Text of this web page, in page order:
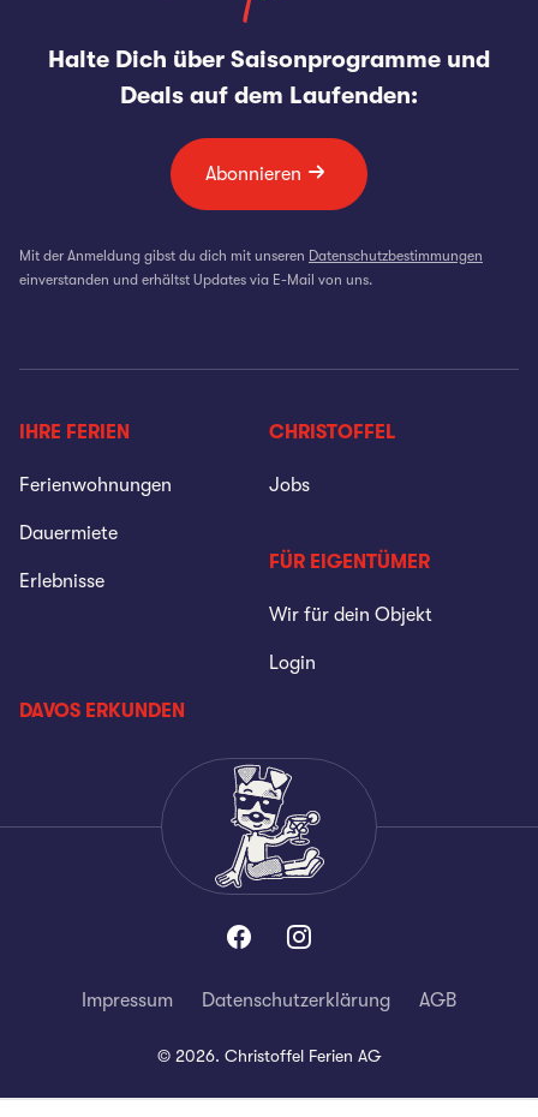
Halte Dich über Saisonprogramme und
Deals auf dem Laufenden:
Abonnieren
Mit der Anmeldung gibst du dich mit unseren Datenschutzbestimmungen
einverstanden und erhältst Updates via E-Mail von uns.
IHRE FERIEN
Ferienwohnungen
Dauermiete
Erlebnisse
CHRISTOFFEL
Jobs
FÜR EIGENTÜMER
Wir für dein Objekt
Login
DAVOS ERKUNDEN
Impressum Datenschutzerklärung AGB
© 2026. Christoffel Ferien AG